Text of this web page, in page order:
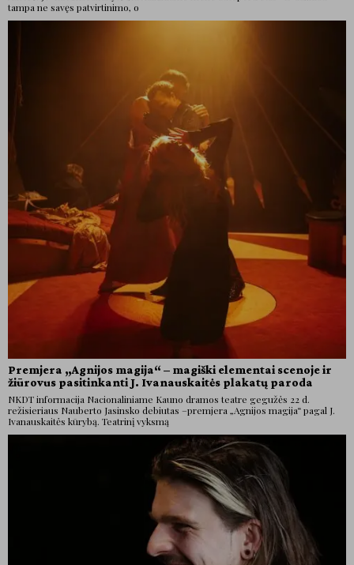
tampa ne savęs patvirtinimo, o
Premjera „Agnijos magija“ – magiški elementai scenoje ir
žiūrovus pasitinkanti J. Ivanauskaitės plakatų paroda
NKDT informacija Nacionaliniame Kauno dramos teatre gegužės 22 d.
režisieriaus Nauberto Jasinsko debiutas –premjera „Agnijos magija“ pagal J.
Ivanauskaitės kūrybą. Teatrinį vyksmą